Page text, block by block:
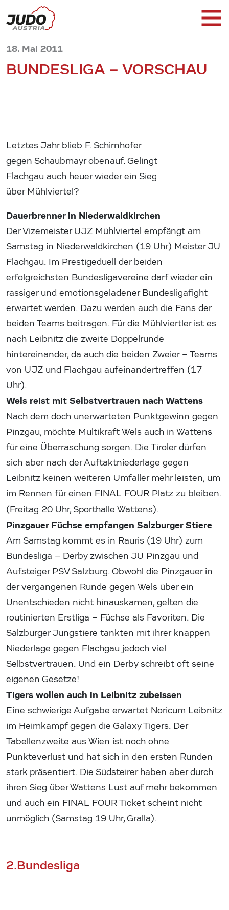
18. Mai 2011
BUNDESLIGA – VORSCHAU
Letztes Jahr blieb F. Schirnhofer
gegen Schaubmayr obenauf. Gelingt
Flachgau auch heuer wieder ein Sieg
über Mühlviertel?
Dauerbrenner in Niederwaldkirchen
Der Vizemeister UJZ Mühlviertel empfängt am
Samstag in Niederwaldkirchen (19 Uhr) Meister JU
Flachgau. Im Prestigeduell der beiden
erfolgreichsten Bundesligavereine darf wieder ein
rassiger und emotionsgeladener Bundesligafight
erwartet werden. Dazu werden auch die Fans der
beiden Teams beitragen. Für die Mühlviertler ist es
nach Leibnitz die zweite Doppelrunde
hintereinander, da auch die beiden Zweier – Teams
von UJZ und Flachgau aufeinandertreffen (17
Uhr).
Wels reist mit Selbstvertrauen nach Wattens
Nach dem doch unerwarteten Punktgewinn gegen
Pinzgau, möchte Multikraft Wels auch in Wattens
für eine Überraschung sorgen. Die Tiroler dürfen
sich aber nach der Auftaktniederlage gegen
Leibnitz keinen weiteren Umfaller mehr leisten, um
im Rennen für einen FINAL FOUR Platz zu bleiben.
(Freitag 20 Uhr, Sporthalle Wattens).
Pinzgauer Füchse empfangen Salzburger Stiere
Am Samstag kommt es in Rauris (19 Uhr) zum
Bundesliga – Derby zwischen JU Pinzgau und
Aufsteiger PSV Salzburg. Obwohl die Pinzgauer in
der vergangenen Runde gegen Wels über ein
Unentschieden nicht hinauskamen, gelten die
routinierten Erstliga – Füchse als Favoriten. Die
Salzburger Jungstiere tankten mit ihrer knappen
Niederlage gegen Flachgau jedoch viel
Selbstvertrauen. Und ein Derby schreibt oft seine
eigenen Gesetze!
Tigers wollen auch in Leibnitz zubeissen
Eine schwierige Aufgabe erwartet Noricum Leibnitz
im Heimkampf gegen die Galaxy Tigers. Der
Tabellenzweite aus Wien ist noch ohne
Punkteverlust und hat sich in den ersten Runden
stark präsentiert. Die Südsteirer haben aber durch
ihren Sieg über Wattens Lust auf mehr bekommen
und auch ein FINAL FOUR Ticket scheint nicht
unmöglich (Samstag 19 Uhr, Gralla).
2.Bundesliga